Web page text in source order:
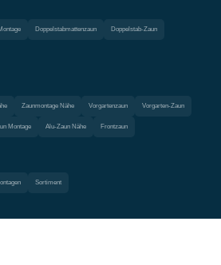
Doppelstabmattenzaun Doppelstab-Zaun
Zaunmontage Nähe Vorgartenzaun Vorgarten-Zaun
Montage Alu-Zaun Nähe Frontzaun
Sortiment